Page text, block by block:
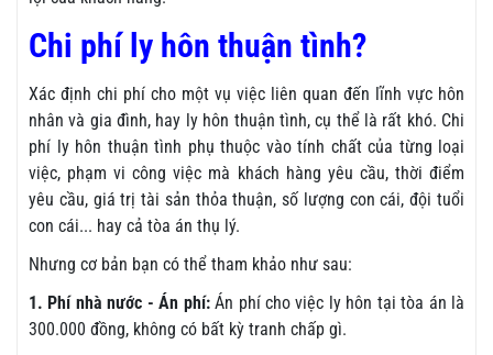
Chi phí ly hôn thuận tình?
Xác định chi phí cho một vụ việc liên quan đến lĩnh vực hôn
nhân và gia đình, hay ly hôn thuận tình, cụ thể là rất khó. Chi
phí ly hôn thuận tình phụ thuộc vào tính chất của từng loại
việc, phạm vi công việc mà khách hàng yêu cầu, thời điểm
yêu cầu, giá trị tài sản thỏa thuận, số lượng con cái, đội tuổi
con cái... hay cả tòa án thụ lý.
Nhưng cơ bản bạn có thể tham khảo như sau:
1. Phí nhà nước - Án phí:Án phí cho việc ly hôn tại tòa án là
300.000 đồng, không có bất kỳ tranh chấp gì.